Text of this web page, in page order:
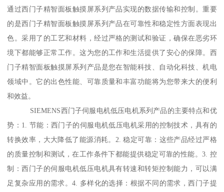
通过西门子精智面板触摸屏系列产品实现的数据传输和控制。重要
的是西门子精智面板触摸屏系列产品在可靠性和稳定性方面表现出
色。采用了的工艺和材料，经过严格的测试和验证，确保在恶劣环
境下都能够正常工作。这为您的工作和生活提供了安心的保障。西
门子精智面板触摸屏系列产品是您在智能科技、自动化科技、机电
领域中。它的出色性能、可靠质量和丰富功能将为您带来大的便利
和效益。
SIEMENS西门子伺服电机低压电机系列产品的主要特点和优
势：1. 节能：西门子的伺服电机低压电机采用的控制技术，具有的
转换效率，大大降低了能源消耗。2. 稳定可靠：这些产品经过严格
的质量控制和测试，在工作条件下都能提供稳定可靠的性能。3. 控
制：西门子的伺服电机低压电机具有转速和转矩控制能力，可以满
足复杂应用的需求。4. 多样化的选择：根据不同的需求，西门子提